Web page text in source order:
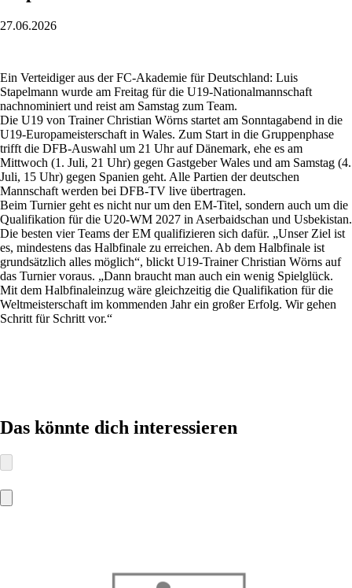
27.06.2026
Ein Verteidiger aus der FC-Akademie für Deutschland: Luis
Stapelmann wurde am Freitag für die U19-Nationalmannschaft
nachnominiert und reist am Samstag zum Team.
Die U19 von Trainer Christian Wörns startet am Sonntagabend in die
U19-Europameisterschaft in Wales. Zum Start in die Gruppenphase
trifft die DFB-Auswahl um 21 Uhr auf Dänemark, ehe es am
Mittwoch (1. Juli, 21 Uhr) gegen Gastgeber Wales und am Samstag (4.
Juli, 15 Uhr) gegen Spanien geht. Alle Partien der deutschen
Mannschaft werden bei DFB-TV live übertragen.
Beim Turnier geht es nicht nur um den EM-Titel, sondern auch um die
Qualifikation für die U20-WM 2027 in Aserbaidschan und Usbekistan.
Die besten vier Teams der EM qualifizieren sich dafür. „Unser Ziel ist
es, mindestens das Halbfinale zu erreichen. Ab dem Halbfinale ist
grundsätzlich alles möglich“, blickt U19-Trainer Christian Wörns auf
das Turnier voraus. „Dann braucht man auch ein wenig Spielglück.
Mit dem Halbfinaleinzug wäre gleichzeitig die Qualifikation für die
Weltmeisterschaft im kommenden Jahr ein großer Erfolg. Wir gehen
Schritt für Schritt vor.“
Das könnte dich interessieren